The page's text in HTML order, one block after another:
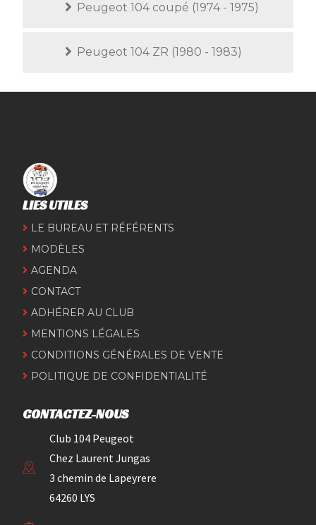
Peugeot 104 coupé (1974 - 1975)
Peugeot 104 ZR (1980 - 1983)
LIES UTILES
LE BUREAU ET RÉFÉRENTS
MODÈLES
AGENDA
CONTACT
ADHÉRER AU CLUB
MENTIONS LÉGALES
CONDITIONS GÉNÉRALES DE VENTE
POLITIQUE DE CONFIDENTIALITÉ
CONTACTEZ-NOUS
Club 104 Peugeot
Chez Laurent Jungas
3 chemin de Lapeyrere
64260 LYS